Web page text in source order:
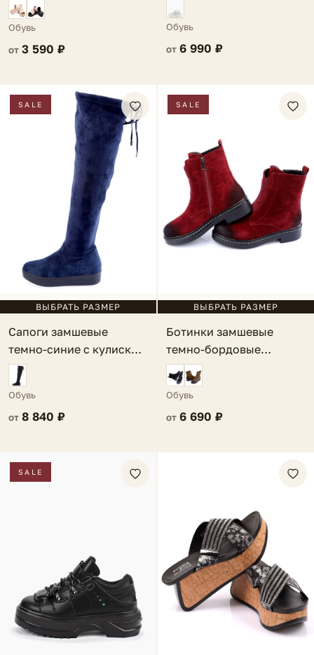
Обувь
от 3 590 ₽
Обувь
от 6 990 ₽
SALE
ВЫБРАТЬ РАЗМЕР
Сапоги замшевые
темно-синие с кулиской
Monet
Обувь
от 8 840 ₽
SALE
ВЫБРАТЬ РАЗМЕР
Ботинки замшевые
темно-бордовые
Anastasie
Обувь
от 6 690 ₽
SALE